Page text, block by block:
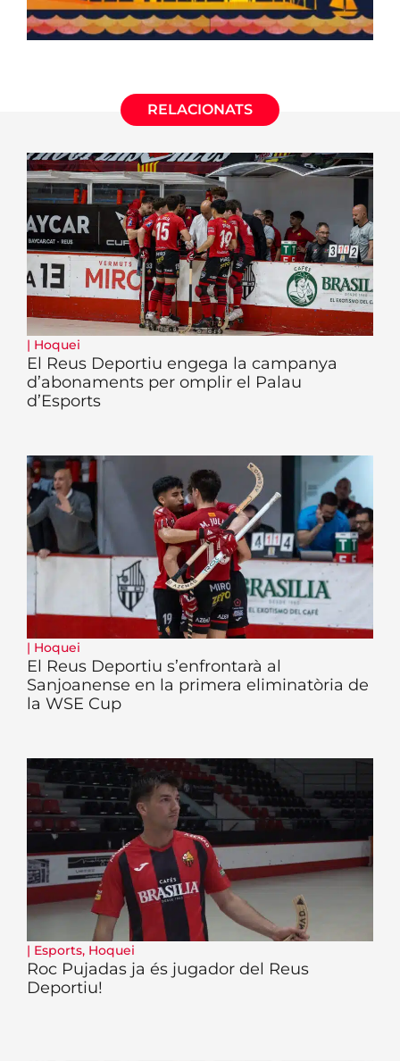
RELACIONATS
| Hoquei
El Reus Deportiu engega la campanya
d’abonaments per omplir el Palau
d’Esports
| Hoquei
El Reus Deportiu s’enfrontarà al
Sanjoanense en la primera eliminatòria de
la WSE Cup
| Esports, Hoquei
Roc Pujadas ja és jugador del Reus
Deportiu!